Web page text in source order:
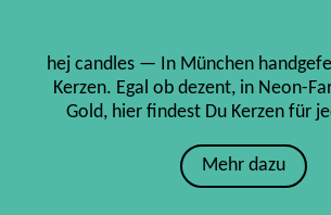
hej candles — In München
Kerzen. Egal ob dezent, in Neon-
Gold, hier findest Du Kerzen für
Mehr dazu